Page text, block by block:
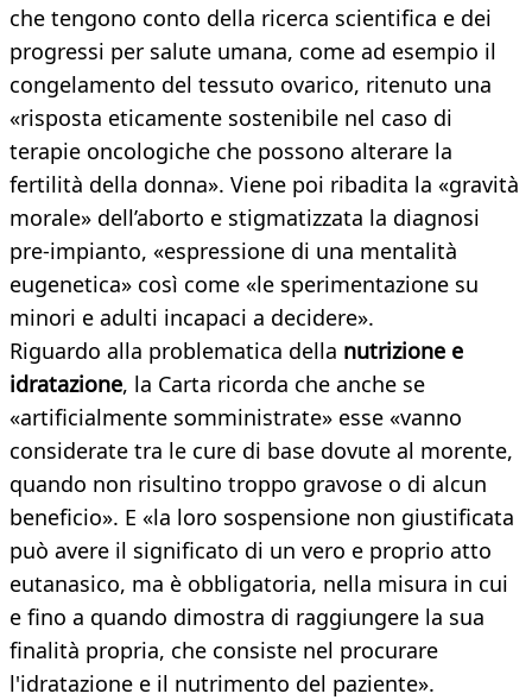
che tengono conto della ricerca scientifica e dei
progressi per salute umana, come ad esempio il
congelamento del tessuto ovarico, ritenuto una
«risposta eticamente sostenibile nel caso di
terapie oncologiche che possono alterare la
fertilità della donna». Viene poi ribadita la «gravità
morale» dell’aborto e stigmatizzata la diagnosi
pre-impianto, «espressione di una mentalità
eugenetica» così come «le sperimentazione su
minori e adulti incapaci a decidere».
Riguardo alla problematica della nutrizione e
idratazione, la Carta ricorda che anche se
«artificialmente somministrate» esse «vanno
considerate tra le cure di base dovute al morente,
quando non risultino troppo gravose o di alcun
beneficio». E «la loro sospensione non giustificata
può avere il significato di un vero e proprio atto
eutanasico, ma è obbligatoria, nella misura in cui
e fino a quando dimostra di raggiungere la sua
finalità propria, che consiste nel procurare
l'idratazione e il nutrimento del paziente».